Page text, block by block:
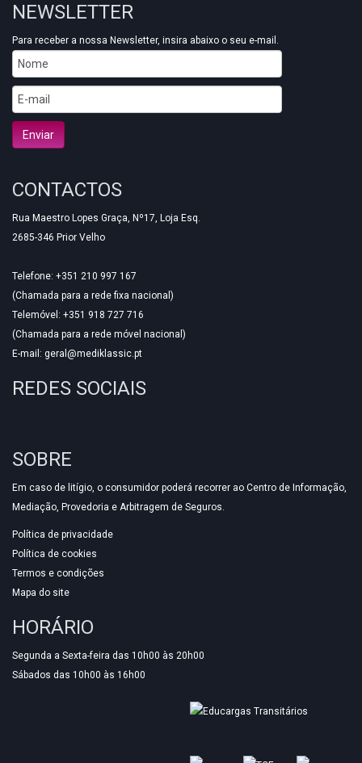
NEWSLETTER
Para receber a nossa Newsletter, insira abaixo o seu e-mail.
CONTACTOS
Rua Maestro Lopes Graça, Nº17, Loja Esq.
2685-346 Prior Velho
Telefone: +351 210 997 167
(Chamada para a rede fixa nacional)
Telemóvel: +351 918 727 716
(Chamada para a rede móvel nacional)
E-mail: geral@mediklassic.pt
REDES SOCIAIS
SOBRE
Em caso de litígio, o consumidor poderá recorrer ao Centro de Informação,
Mediação, Provedoria e Arbitragem de Seguros.
Política de privacidade
Política de cookies
Termos e condições
Mapa do site
HORÁRIO
Segunda a Sexta-feira das 10h00 às 20h00
Sábados das 10h00 às 16h00